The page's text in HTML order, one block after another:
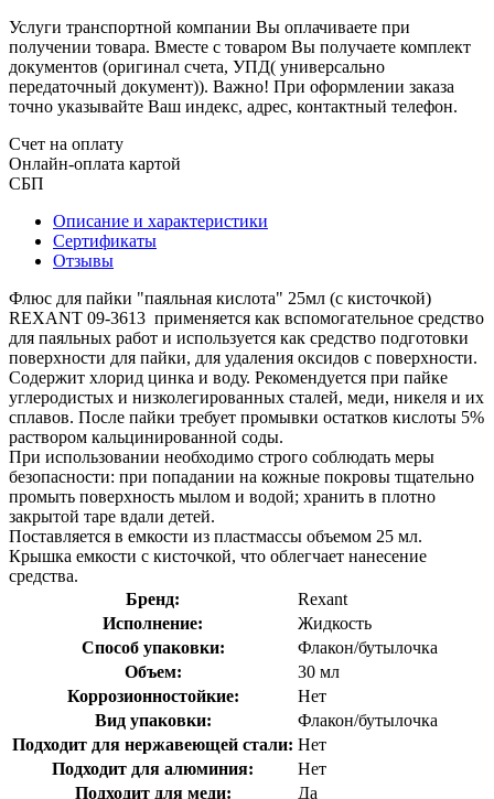
Услуги транспортной компании Вы оплачиваете при
получении товара. Вместе с товаром Вы получаете комплект
документов (оригинал счета, УПД( универсально
передаточный документ)). Важно! При оформлении заказа
точно указывайте Ваш индекс, адрес, контактный телефон.
Счет на оплату
Онлайн-оплата картой
СБП
Описание и характеристики
Сертификаты
Отзывы
Флюс для пайки "паяльная кислота" 25мл (с кисточкой)
REXANT 09-3613 применяется как вспомогательное средство
для паяльных работ и используется как средство подготовки
поверхности для пайки, для удаления оксидов с поверхности.
Содержит хлорид цинка и воду. Рекомендуется при пайке
углеродистых и низколегированных сталей, меди, никеля и их
сплавов. После пайки требует промывки остатков кислоты 5%
раствором кальцинированной соды.
При использовании необходимо строго соблюдать меры
безопасности: при попадании на кожные покровы тщательно
промыть поверхность мылом и водой; хранить в плотно
закрытой таре вдали детей.
Поставляется в емкости из пластмассы объемом 25 мл.
Крышка емкости с кисточкой, что облегчает нанесение
средства.
Бренд:
Rexant
Исполнение:
Жидкость
Способ упаковки:
Флакон/бутылочка
Объем:
30 мл
Коррозионностойкие:
Нет
Вид упаковки:
Флакон/бутылочка
Подходит для нержавеющей стали: Нет
Подходит для алюминия:
Нет
Подходит для меди:
Да